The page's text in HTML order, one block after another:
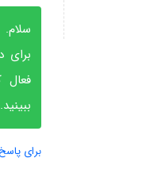
سلام.
برای
فعال
ببینید.
برای